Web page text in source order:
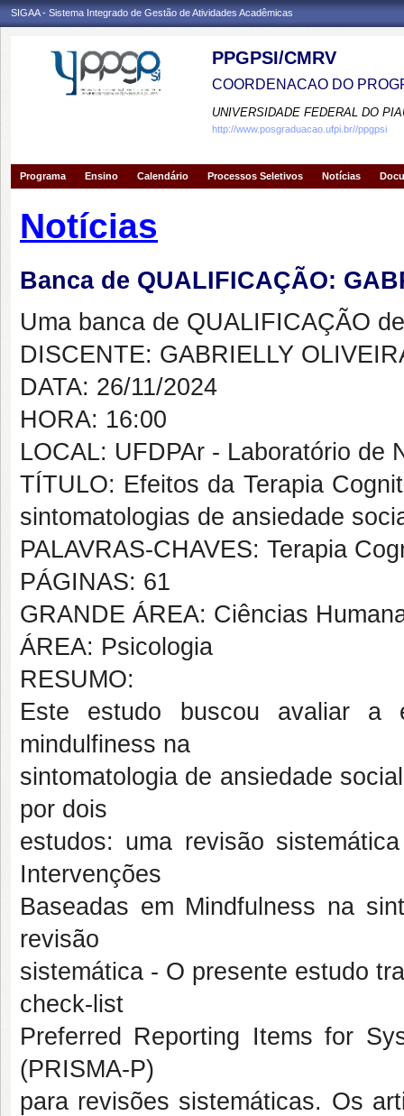
SIGAA - Sistema Integrado de Gestão de Atividades Acadêmicas
PPGPSI/CMRV
COORDENACAO DO
UNIVERSIDADE FEDERAL DO
http://www.posgraduacao.ufpi.br//ppgpsi
Programa Ensino Calendário Processos Seletivos Notícias
Notícias
Banca de QUALIFICAÇÃO:
Uma banca de QUALIFICAÇÃO
DISCENTE: GABRIELLY
DATA: 26/11/2024
HORA: 16:00
LOCAL: UFDPAr - Laboratório de
TÍTULO: Efeitos da Terapia
sintomatologias de ansiedade
PALAVRAS-CHAVES: Terapia
PÁGINAS: 61
GRANDE ÁREA: Ciências
ÁREA: Psicologia
RESUMO:
Este estudo buscou avaliar a
mindulfiness na
sintomatologia de ansiedade
por dois
estudos: uma revisão
Intervenções
Baseadas em Mindfulness na
revisão
sistemática - O presente estudo
check-list
Preferred Reporting Items for
(PRISMA-P)
para revisões sistemáticas. Os